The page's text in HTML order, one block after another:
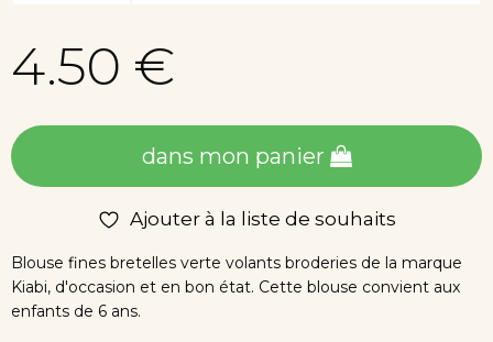
4.50 €
dans mon panier
Ajouter à la liste de souhaits
Blouse fines bretelles verte volants broderies de la marque
Kiabi, d'occasion et en bon état. Cette blouse convient aux
enfants de 6 ans.